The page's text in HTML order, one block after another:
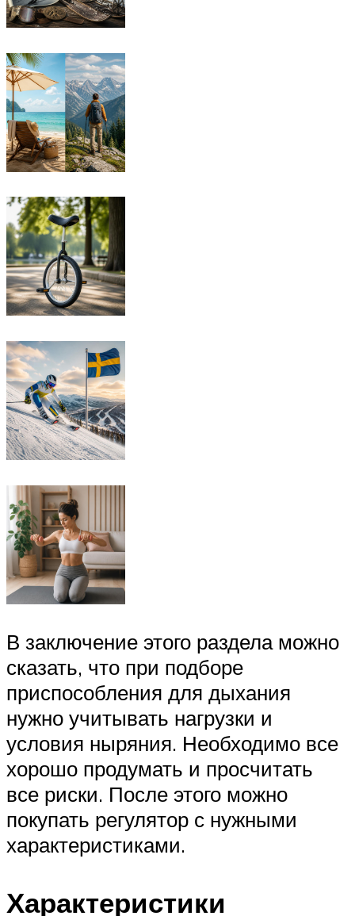
В заключение этого раздела можно
сказать, что при подборе
приспособления для дыхания
нужно учитывать нагрузки и
условия ныряния. Необходимо все
хорошо продумать и просчитать
все риски. После этого можно
покупать регулятор с нужными
характеристиками.
Характеристики